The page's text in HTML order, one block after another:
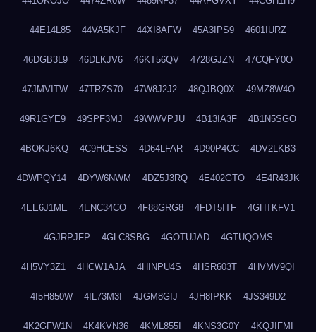
44E14L85 44VA5KJF 44XI8AFW 45A3IPS9 4601IURZ
46DGB3L9 46DLKJV6 46KT56QV 4728GJZN 47CQFY0O
47JMVITW 47TRZS70 47W8J2J2 48QJBQ0X 49MZ8W4O
49R1GYE9 49SPF3MJ 49WWVPJU 4B13IA3F 4B1N5SGO
4BOKJ6KQ 4C9HCESS 4D64LFAR 4D90P4CC 4DV2LKB3
4DWPQY14 4DYW6NWM 4DZ5J3RQ 4E402GTO 4E4R43JK
4EE6J1ME 4ENC34CO 4F88GRG8 4FDT5ITF 4GHTKFV1
4GJRPJFP 4GLC8SBG 4GOTUJAD 4GTUQOMS
4H5VY3Z1 4HCW1AJA 4HINPU4S 4HSR603T 4HVMV9QI
4I5H850W 4IL73M3I 4JGM8GIJ 4JH8IPKK 4JS349D2
4K2GFW1N 4K4KVN36 4KML855I 4KNS3G0Y 4KQJIFMI